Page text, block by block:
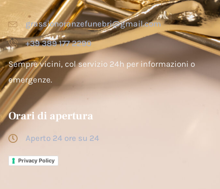
grassionoranzefunebri@gmail.com
+39 389 177 2290
Sempre vicini, col servizio 24h per informazioni o
emergenze.
Orari di apertura
Aperto 24 ore su 24
Privacy Policy